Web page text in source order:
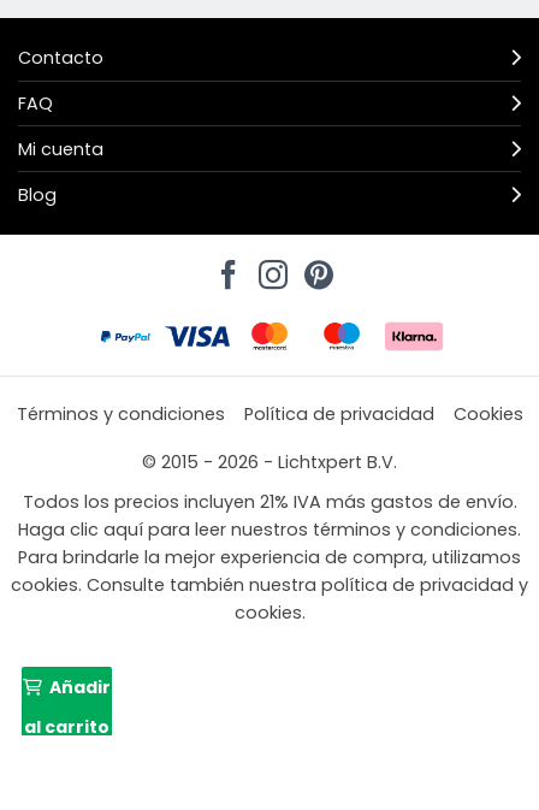
Contacto
FAQ
Mi cuenta
Blog
Términos y condiciones Política de privacidad
Cookies
© 2015 - 2026 - Lichtxpert B.V.
Todos los precios incluyen 21% IVA más gastos de envío.
Haga clic aquí para leer nuestros términos y condiciones.
Para brindarle la mejor experiencia de compra, utilizamos
cookies. Consulte también nuestra política de privacidad y
cookies.
Añadir
al carrito